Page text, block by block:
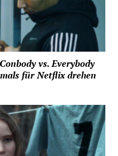
vs. Everybody
für Netflix drehen